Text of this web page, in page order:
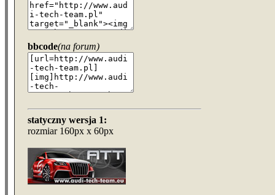
bbcode(na forum)
statyczny wersja 1:
rozmiar 160px x 60px